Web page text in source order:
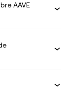
AAVE